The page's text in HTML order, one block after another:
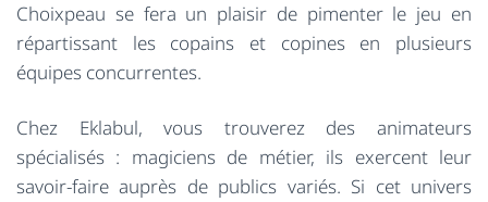
Choixpeau se fera un plaisir de pimenter le jeu en
répartissant les copains et copines en plusieurs
équipes concurrentes.
Chez Eklabul, vous trouverez des animateurs
spécialisés : magiciens de métier, ils exercent leur
savoir-faire auprès de publics variés. Si cet univers